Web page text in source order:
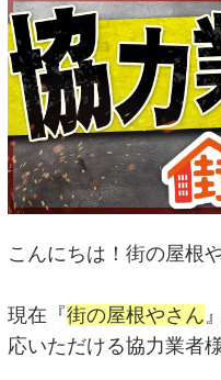
こんにちは！街の屋根
現在『街の屋根やさん
応いただける協力業者